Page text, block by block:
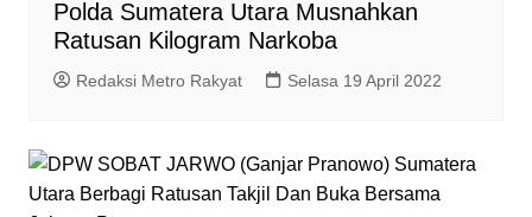
Polda Sumatera Utara Musnahkan
Ratusan Kilogram Narkoba
Redaksi Metro Rakyat Selasa 19 April 2022